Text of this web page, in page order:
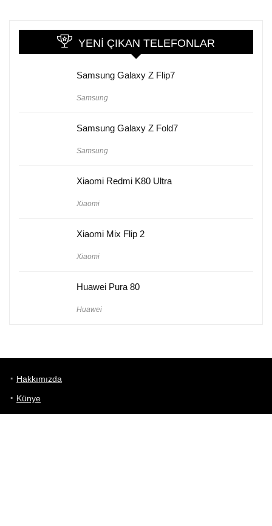
YENI ÇIKAN TELEFONLAR
Samsung Galaxy Z Flip7
Samsung
Samsung Galaxy Z Fold7
Samsung
Xiaomi Redmi K80 Ultra
Xiaomi
Xiaomi Mix Flip 2
Xiaomi
Huawei Pura 80
Huawei
Hakkımızda
Künye